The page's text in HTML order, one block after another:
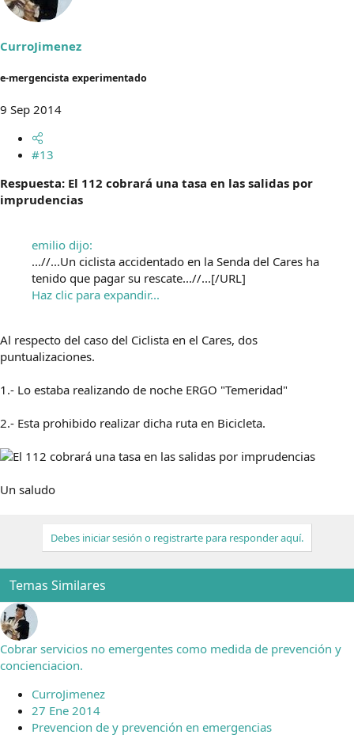
CurroJimenez
e-mergencista experimentado
9 Sep 2014
#13
Respuesta: El 112 cobrará una tasa en las salidas por
imprudencias
emilio dijo:
...//...Un ciclista accidentado en la Senda del Cares ha
tenido que pagar su rescate...//...[/URL]
Haz clic para expandir...
Al respecto del caso del Ciclista en el Cares, dos
puntualizaciones.
1.- Lo estaba realizando de noche ERGO "Temeridad"
2.- Esta prohibido realizar dicha ruta en Bicicleta.
Un saludo
Debes iniciar sesión o registrarte para responder aquí.
Temas Similares
Cobrar servicios no emergentes como medida de prevención y
concienciacion.
CurroJimenez
27 Ene 2014
Prevencion de y prevención en emergencias